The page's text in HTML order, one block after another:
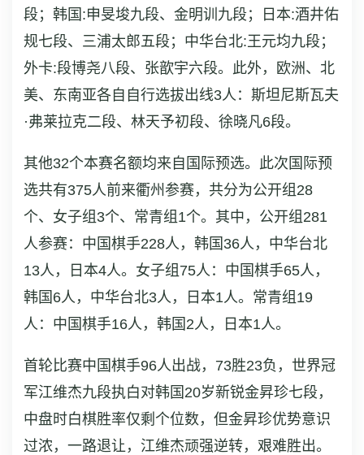
段；韩国:申旻埈九段、金明训九段；日本:酒井佑
规七段、三浦太郎五段；中华台北:王元均九段；
外卡:段博尧八段、张歆宇六段。此外，欧洲、北
美、东南亚各自自行选拔出线3人：斯坦尼斯瓦夫
·弗莱拉克二段、林天予初段、徐晓凡6段。
其他32个本赛名额均来自国际预选。此次国际预
选共有375人前来衢州参赛，共分为公开组28
个、女子组3个、常青组1个。其中，公开组281
人参赛：中国棋手228人，韩国36人，中华台北
13人，日本4人。女子组75人：中国棋手65人，
韩国6人，中华台北3人，日本1人。常青组19
人：中国棋手16人，韩国2人，日本1人。
首轮比赛中国棋手96人出战，73胜23负，世界冠
军江维杰九段执白对韩国20岁新锐金昇珍七段，
中盘时白棋胜率仅剩个位数，但金昇珍优势意识
过浓，一路退让，江维杰顽强逆转，艰难胜出。